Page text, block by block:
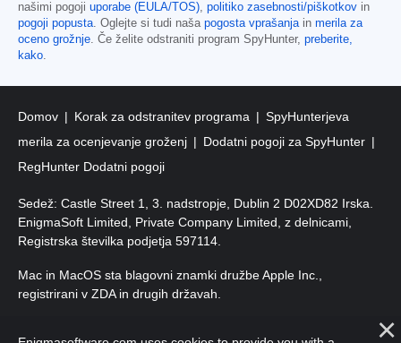
našimi pogoji uporabe (EULA/TOS), politiko zasebnosti/piškotkov in
pogoji popusta. Oglejte si tudi naša pogosta vprašanjain merila za
oceno grožnje. Če želite odstraniti program SpyHunter, preberite,
kako.
Domov Korak za odstranitev programa
SpyHunterjeva
merila za ocenjevanje groženj
Dodatni pogoji za SpyHunter
RegHunter Dodatni pogoji
Sedež: Castle Street 1, 3. nadstropje, Dublin 2 D02XD82 Irska.
EnigmaSoft Limited, Private Company Limited, z delnicami,
Registrska številka podjetja 597114.
Mac in MacOS sta blagovni znamki družbe Apple Inc.,
registrirani v ZDA in drugih državah.